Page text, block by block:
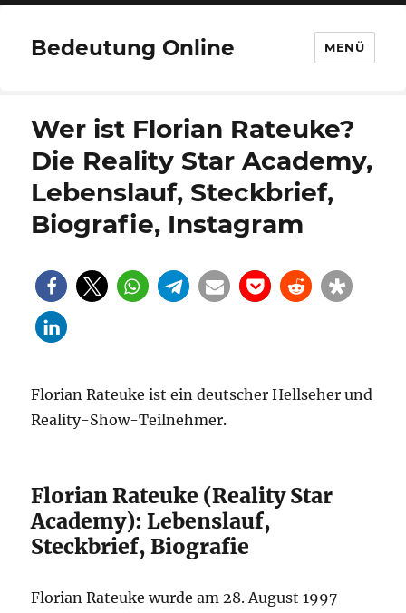
Bedeutung Online MENÜ
Wer ist Florian Rateuke?
Die Reality Star Academy,
Lebenslauf, Steckbrief,
Biografie, Instagram
Florian Rateuke ist ein deutscher Hellseher und
Reality-Show-Teilnehmer.
Florian Rateuke (Reality Star
Academy): Lebenslauf,
Steckbrief, Biografie
Florian Rateuke wurde am 28. August 1997